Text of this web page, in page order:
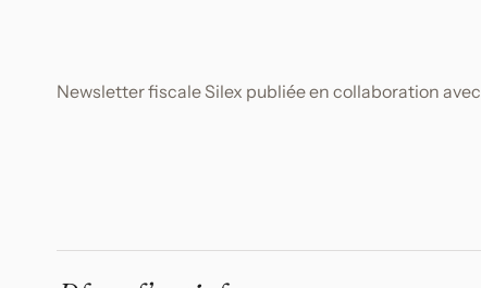
Newsletter fiscale Silex publiée en collaboration avec